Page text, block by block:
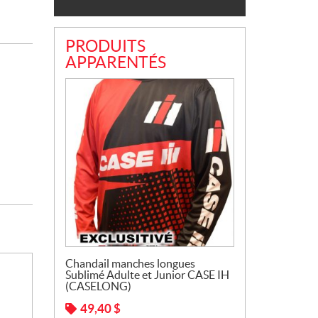
PRODUITS
APPARENTÉS
Chandail manches longues
Sublimé Adulte et Junior CASE IH
(CASELONG)
49,40$